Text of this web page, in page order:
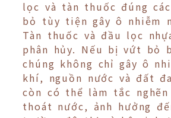
lọc và tàn thuốc đúng
bỏ tùy tiện gây ô nhiễm
Tàn thuốc và đầu lọc
phân hủy. Nếu bị vứt bỏ
chúng không chỉ gây ô
khí, nguồn nước và đất
còn có thể làm tắc
thoát nước, ảnh hưởng